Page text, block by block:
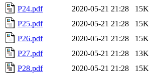
P24.pdf
2020-05-21 21:28
15K
P25.pdf
2020-05-21 21:28
15K
P26.pdf
2020-05-21 21:28
15K
P27.pdf
2020-05-21 21:28
13K
P28.pdf
2020-05-21 21:28
15K